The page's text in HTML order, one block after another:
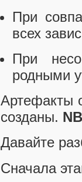
При
всех
При
родными
Артефакты
созданы.
Давайте
Сначала